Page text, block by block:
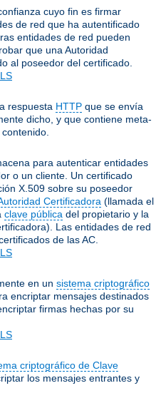
cuyo fin es firmar
de red que ha autentificado
entidades de red pueden
que una Autoridad
al poseedor del certificado.
respuesta HTTP que se envía
dicho, y que contiene meta-
para autenticar entidades
o un cliente. Un certificado
X.509 sobre su poseedor
Certificadora (llamada el
clave pública del propietario y la
Las entidades de red
de las AC.
en un sistema criptográfico
encriptar mensajes destinados
firmas hechas por su
criptográfico de Clave
los mensajes entrantes y